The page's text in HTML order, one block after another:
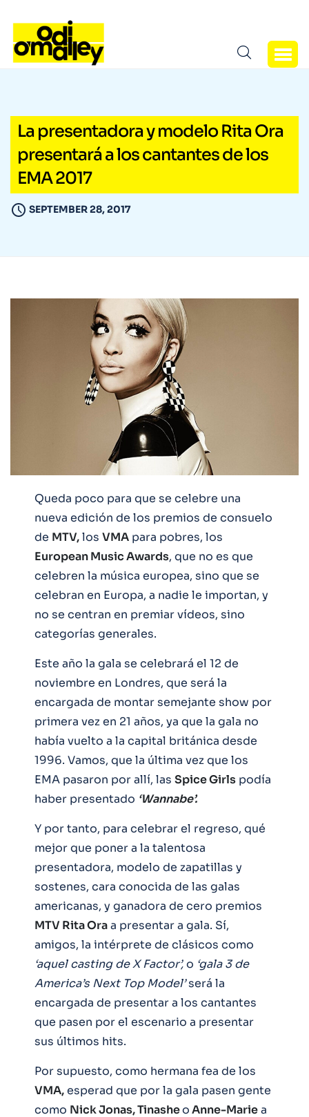
La presentadora y modelo Rita Ora
presentará a los cantantes de los
EMA 2017
SEPTEMBER 28, 2017
Queda poco para que se celebre una
nueva edición de los premios de consuelo
de MTV,los VMA para pobres, los
European Music Awards, que no es que
celebren la música europea, sino que se
celebran en Europa, a nadie le importan, y
no se centran en premiar vídeos, sino
categorías generales.
Este año la gala se celebrará el 12 de
noviembre en Londres, que será la
encargada de montar semejante show por
primera vez en 21 años, ya que la gala no
había vuelto a la capital británica desde
1996. Vamos, que la última vez que los
EMA pasaron por allí, las Spice Girls podía
haber presentado ‘Wannabe’.
Y por tanto, para celebrar el regreso, qué
mejor que poner a la talentosa
presentadora, modelo de zapatillas y
sostenes, cara conocida de las galas
americanas, y ganadora de cero premios
MTV Rita Oraa presentar a gala. Sí,
amigos, la intérprete de clásicos como
‘aquel casting de X Factor’,o ‘gala 3 de
America’s Next Top Model’será la
encargada de presentar a los cantantes
que pasen por el escenario a presentar
sus últimos hits.
Por supuesto, como hermana fea de los
VMA,esperad que por la gala pasen gente
como Nick Jonas, TinasheoAnne-Mariea